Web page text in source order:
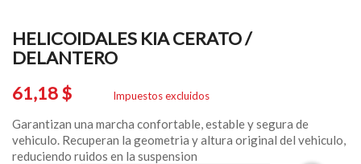
HELICOIDALES KIA CERATO /
DELANTERO
61,18 $
Impuestos excluidos
Garantizan una marcha confortable, estable y segura de
vehiculo. Recuperan la geometria y altura original del vehiculo,
reduciendo ruidos en la suspension